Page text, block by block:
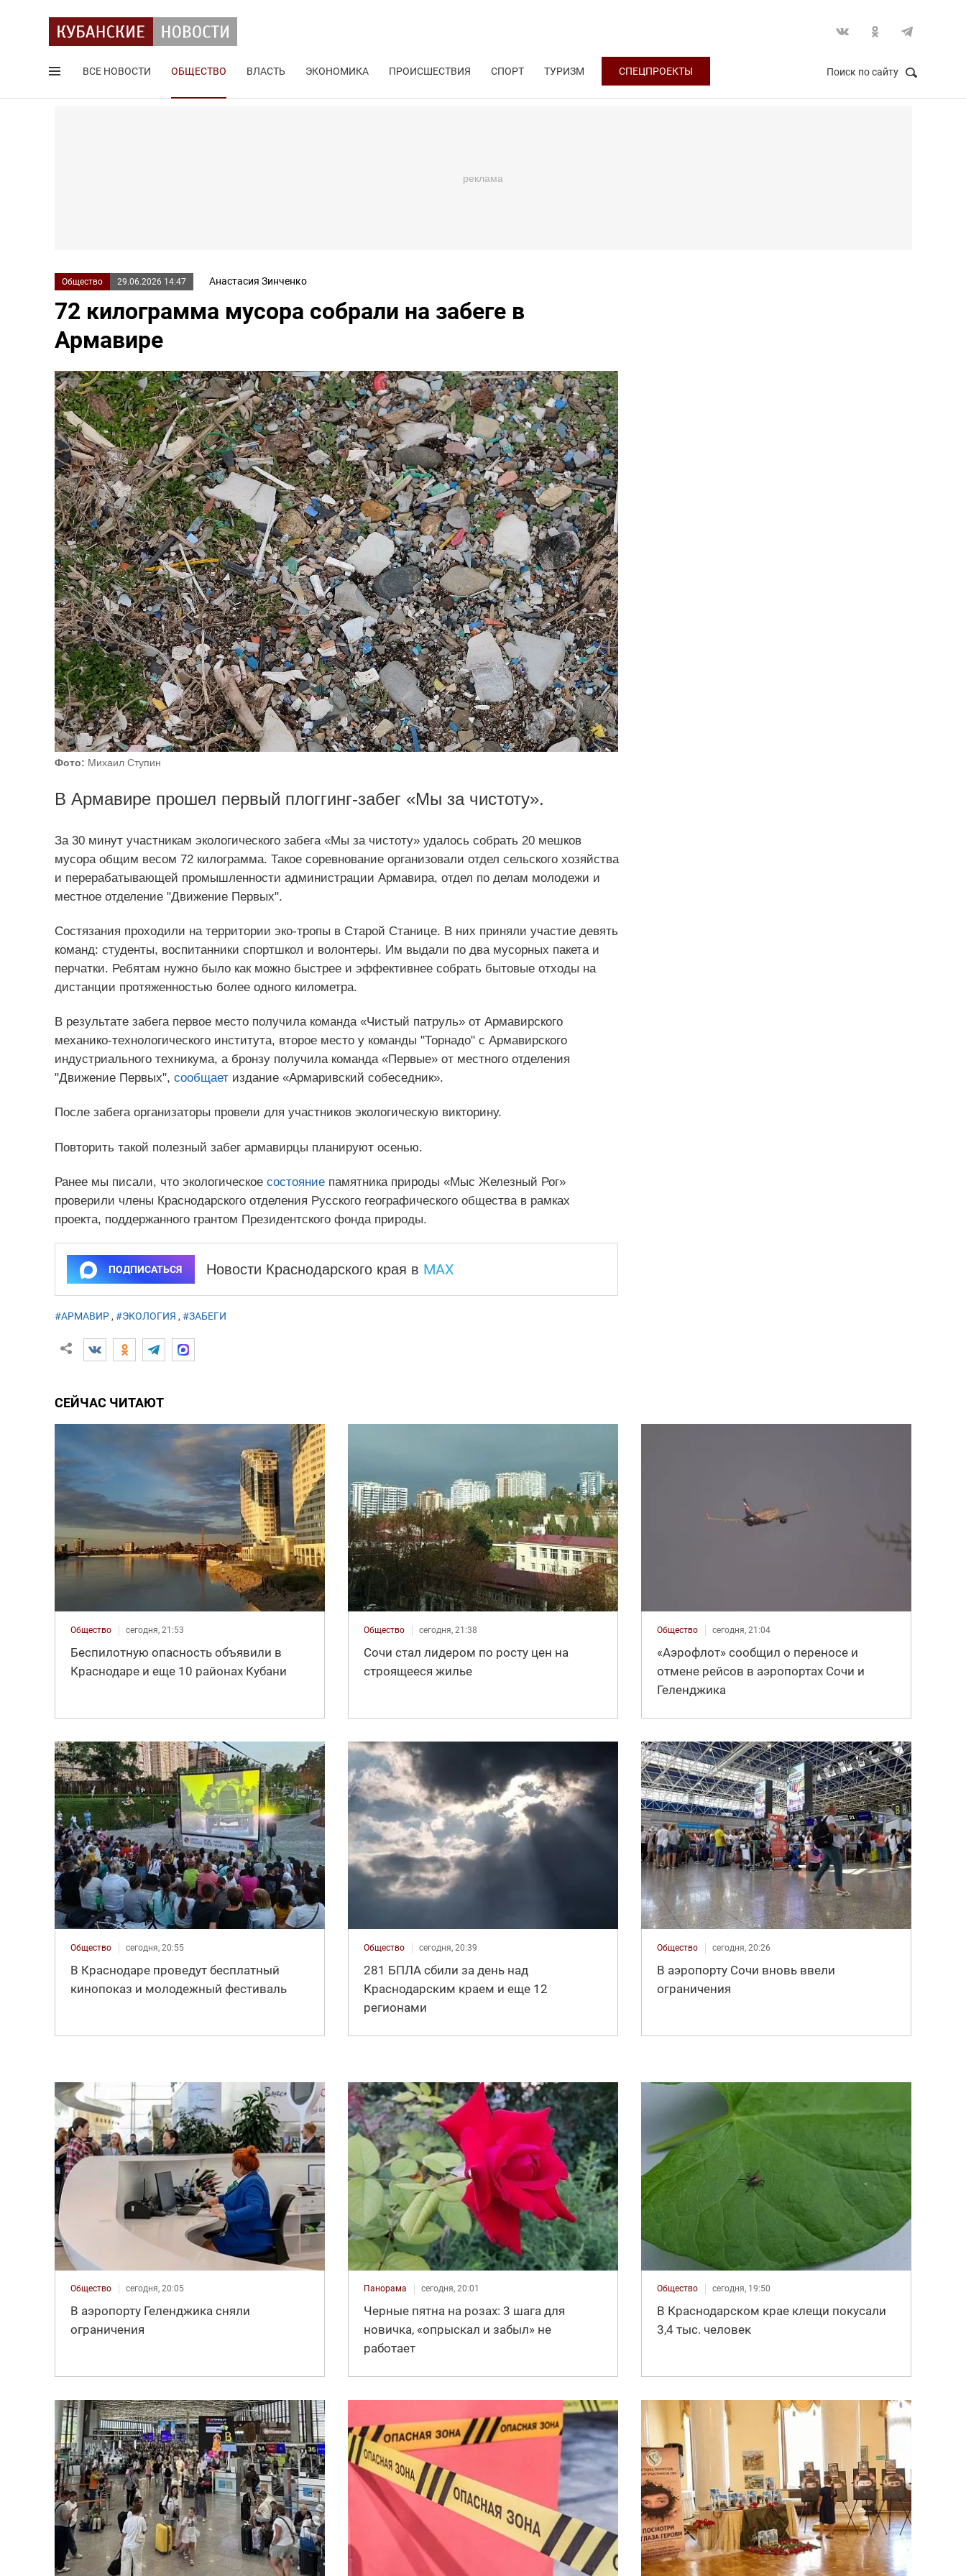
ВСЕ НОВОСТИ ОБЩЕСТВО ВЛАСТЬ ЭКОНОМИКА ПРОИСШЕСТВИЯ СПОРТ ТУРИЗМ СПЕЦПРОЕКТЫ Поиск по сайту
Общество 29.06.2026 14:47 Анастасия Зинченко
72 килограмма мусора собрали на забеге в
Армавире
Фото: Михаил Ступин
В Армавире прошел первый плоггинг-забег «Мы за чистоту».
За 30 минут участникам экологического забега «Мы за чистоту» удалось собрать 20 мешков
мусора общим весом 72 килограмма. Такое соревнование организовали отдел сельского хозяйства
и перерабатывающей промышленности администрации Армавира, отдел по делам молодежи и
местное отделение "Движение Первых".
Состязания проходили на территории эко-тропы в Старой Станице. В них приняли участие девять
команд: студенты, воспитанники спортшкол и волонтеры. Им выдали по два мусорных пакета и
перчатки. Ребятам нужно было как можно быстрее и эффективнее собрать бытовые отходы на
дистанции протяженностью более одного километра.
В результате забега первое место получила команда «Чистый патруль» от Армавирского
механико-технологического института, второе место у команды "Торнадо" с Армавирского
индустриального техникума, а бронзу получила команда «Первые» от местного отделения
"Движение Первых", сообщаетиздание «Армаривский собеседник».
После забега организаторы провели для участников экологическую викторину.
Повторить такой полезный забег армавирцы планируют осенью.
Ранее мы писали, что экологическое состояниепамятника природы «Мыс Железный Рог»
проверили члены Краснодарского отделения Русского географического общества в рамках
проекта, поддержанного грантом Президентского фонда природы.
ПОДПИСАТЬСЯ Новости Краснодарского края в MAX
#АРМАВИР, #ЭКОЛОГИЯ , #ЗАБЕГИ
СЕЙЧАС ЧИТАЮТ
Общество сегодня, 21:53
Беспилотную опасность объявили в
Краснодаре и еще 10 районах Кубани
Общество сегодня, 21:38
Сочи стал лидером по росту цен на
строящееся жилье
Общество сегодня, 21:04
«Аэрофлот» сообщил о переносе и
отмене рейсов в аэропортах Сочи и
Геленджика
Общество сегодня, 20:55
В Краснодаре проведут бесплатный
кинопоказ и молодежный фестиваль
Общество сегодня, 20:39
281 БПЛА сбили за день над
Краснодарским краем и еще 12
регионами
Общество сегодня, 20:26
В аэропорту Сочи вновь ввели
ограничения
Общество сегодня, 20:05
В аэропорту Геленджика сняли
ограничения
Панорама сегодня, 20:01
Черные пятна на розах: 3 шага для
новичка, «опрыскал и забыл» не
работает
Общество сегодня, 19:50
В Краснодарском крае клещи покусали
3,4 тыс. человек